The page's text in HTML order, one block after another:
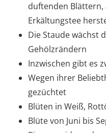
duftenden Blättern,
Erkältungstee
Die Staude wächst
Gehölzrändern
Inzwischen gibt es
Wegen ihrer
gezüchtet
Blüten in Weiß,
Blüte von Juni bis